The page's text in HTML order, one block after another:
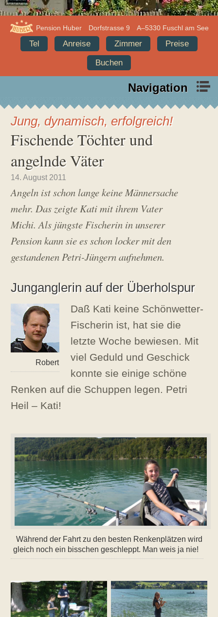
Info
Pension
Huber
Adresse,
Anschrift,
Quick
Pension Huber Dorfstrasse 9 A–5330 Fuschl am See
Tel Anreise Zimmer
Preise
Buchen
Navigation
Jung, dynamisch, erfolgreich!
Fischende Töchter und
angelnde Väter
U
d
t
:
2
0
N
e
b
0
1
R
b
r
H
u
b
r
14. August 2011
Angeln ist schon lange keine Männersache
mehr. Das zeigte Kati mit ihrem Vater
Michi. Als jüngste Fischerin in unserer
Pension kann sie es schon locker mit den
gestandenen Petri-Jüngern aufnehmen.
Junganglerin auf der Überholspur
Robert
Daß Kati keine Schönwetter-
Fischerin ist, hat sie die
letzte Woche bewiesen. Mit
viel Geduld und Geschick
konnte sie einige schöne
Renken auf die Schuppen legen. Petri
Heil – Kati!
Während der Fahrt zu den besten Renkenplätzen wird
gleich noch ein bisschen geschleppt. Man weis ja nie!